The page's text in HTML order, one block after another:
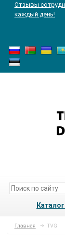
Отзывы
каждый день!
Главная TVG